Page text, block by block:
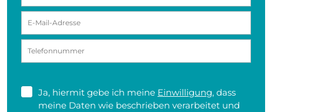
Ja, hiermit gebe ich meine Einwilligung, dass
meine Daten wie beschrieben verarbeitet und